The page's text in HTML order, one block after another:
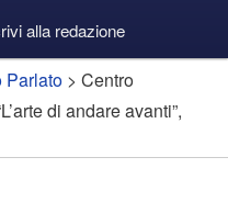
alla redazione
Parlato > Centro
di andare avanti”,